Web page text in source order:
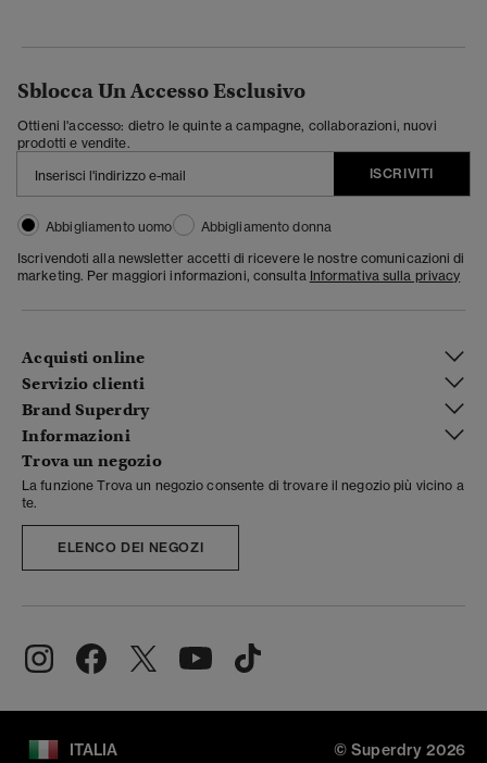
Sblocca Un Accesso Esclusivo
Ottieni l'accesso: dietro le quinte a campagne, collaborazioni, nuovi
prodotti e vendite.
ISCRIVITI
Abbigliamento uomo
Abbigliamento donna
Iscrivendoti alla newsletter accetti di ricevere le nostre comunicazioni di
marketing. Per maggiori informazioni, consulta Informativa sulla privacy
Acquisti online
Servizio clienti
Brand Superdry
Informazioni
Trova un negozio
La funzione Trova un negozio consente di trovare il negozio più vicino a
te.
ELENCO DEI NEGOZI
ITALIA © Superdry 2026